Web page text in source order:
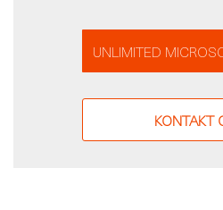
UNLIMITED
KONTAKT